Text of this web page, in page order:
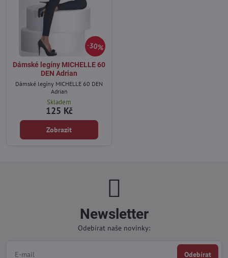
30%
Dámské legíny MICHELLE 60
DEN Adrian
Dámské legíny MICHELLE 60 DEN
Adrian
Skladem
125 Kč
Zobrazit
Newsletter
Odebírat naše novinky:
Odebírat